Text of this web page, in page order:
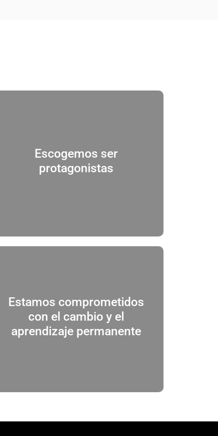
Escogemos ser
protagonistas
responsabilidad de todos y que cada uno,
desde sus posibilidades, puede contribuir
activamente a resolver las necesidades de
Estamos comprometidos
con el cambio y el
aprendizaje permanente
Somos inquietos, curiosos e inconformes
con el statu quo. Buscamos todos los días
hacer mejor lo que hacemos.